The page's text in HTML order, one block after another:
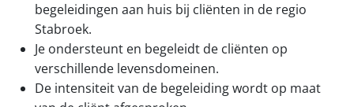
begeleidingen aan huis bij cliënten in de regio
Stabroek.
Je ondersteunt en begeleidt de cliënten op
verschillende levensdomeinen.
De intensiteit van de begeleiding wordt op maat